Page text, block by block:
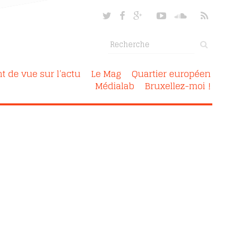
de vue sur l’actu Le Mag Quartier européen
Médialab Bruxellez-moi !